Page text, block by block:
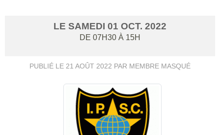
LE SAMEDI 01 OCT. 2022
DE 07H30 À 15H
PUBLIÉ LE 21 AOÛT 2022 PAR MEMBRE MASQUÉ